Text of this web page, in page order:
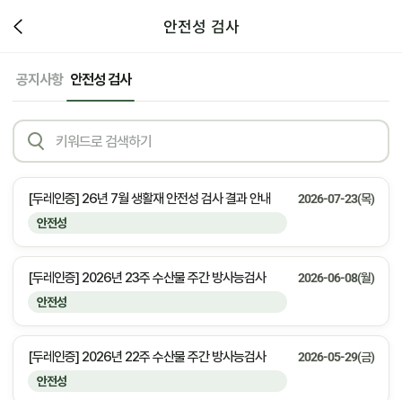
안전성 검사
공지사항 안전성 검사
안전성
[두레인증] 26년 7월 생활재 안전성 검사 결과 안내 2026-07-23(목)
안전성
[두레인증] 2026년 23주 수산물 주간 방사능검사 2026-06-08(월)
안전성
[두레인증] 2026년 22주 수산물 주간 방사능검사 2026-05-29(금)